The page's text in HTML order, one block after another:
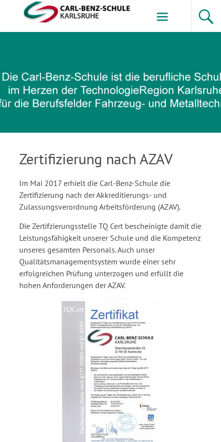
Zum
Inhalt
springen
Zertifizierung nach AZAV
Im Mai 2017 erhielt die Carl-Benz-Schule die
Zertifizierung nach der Akkreditierungs- und
Zulassungsverordnung Arbeitsförderung (AZAV).
Die Zertifzierungsstelle TQ Cert bescheinigte damit die
Leistungsfähigkeit unserer Schule und die Kompetenz
unseres gesamten Personals. Auch unser
Qualitätsmanagementsystem wurde einer sehr
erfolgreichen Prüfung unterzogen und erfüllt die
hohen Anforderungen der AZAV.